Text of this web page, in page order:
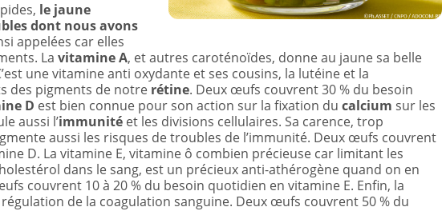
le jaune
dont nous avons
appelées car elles
La vitamine A, et autres caroténoïdes, donne au jaune sa belle
une vitamine anti oxydante et ses cousins, la lutéine et la
des pigments de notre rétine. Deux œufs couvrent 30 % du besoin
D est bien connue pour son action sur la fixation du calcium sur les
aussi l’immunité et les divisions cellulaires. Sa carence, trop
aussi les risques de troubles de l’immunité. Deux œufs couvrent
D. La vitamine E, vitamine ô combien précieuse car limitant les
dans le sang, est un précieux anti-athérogène quand on en
couvrent 10 à 20 % du besoin quotidien en vitamine E. Enfin, la
de la coagulation sanguine. Deux œufs couvrent 50 % du